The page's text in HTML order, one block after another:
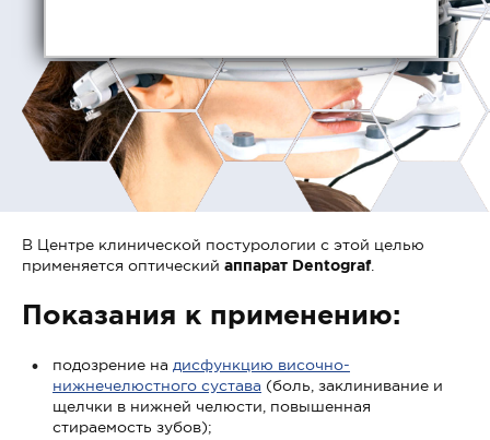
В Центре клинической постурологии с этой целью
применяется оптический аппарат Dentograf.
Показания к применению:
подозрение на дисфункцию височно-
нижнечелюстного сустава (боль, заклинивание и
щелчки в нижней челюсти, повышенная
стираемость зубов);